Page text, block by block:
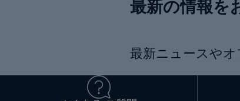
最新の情報を
最新ニュースやオ